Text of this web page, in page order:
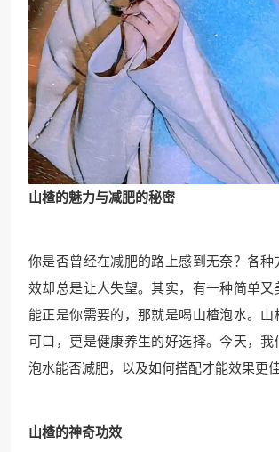
山楂的魅力与减肥的秘密
你是否曾经在减肥的路上感到无奈？各种
效却总是让人失望。其实，有一种简单又
能正是你需要的，那就是喝山楂泡水。山
可口，更是健康养生的好选择。今天，我
泡水能否减肥，以及如何搭配才能效果更佳
山楂的神奇功效